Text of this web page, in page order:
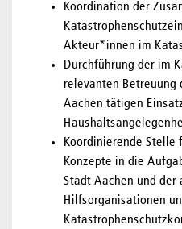
Koordination der
Akteur*innen im
Durchführung der im
relevanten Betreuung
Aachen tätigen
Koordinierende Stelle
Konzepte in die
Stadt Aachen und der
Hilfsorganisationen